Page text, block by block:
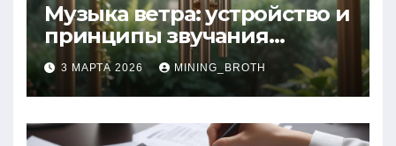
Музыка ветра: устройство и
принципы звучания
колокольчиков
3 МАРТА 2026 MINING_BROTH